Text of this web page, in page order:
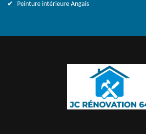
Peinture intérieure Angais